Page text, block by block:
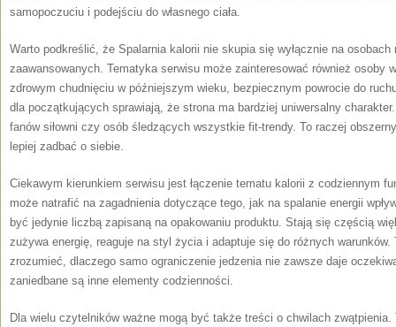
samopoczuciu i podejściu do własnego ciała.
Warto podkreślić, że Spalarnia kalorii nie skupia się wyłącznie na osobach
zaawansowanych. Tematyka serwisu może zainteresować również osoby
zdrowym chudnięciu w późniejszym wieku, bezpiecznym powrocie do
dla początkujących sprawiają, że strona ma bardziej uniwersalny
fanów siłowni czy osób śledzących wszystkie fit-trendy. To raczej
lepiej zadbać o siebie.
Ciekawym kierunkiem serwisu jest łączenie tematu kalorii z codziennym
może natrafić na zagadnienia dotyczące tego, jak na spalanie energii
być jedynie liczbą zapisaną na opakowaniu produktu. Stają się częścią
zużywa energię, reaguje na styl życia i adaptuje się do różnych warunków.
zrozumieć, dlaczego samo ograniczenie jedzenia nie zawsze daje
zaniedbane są inne elementy codzienności.
Dla wielu czytelników ważne mogą być także treści o chwilach